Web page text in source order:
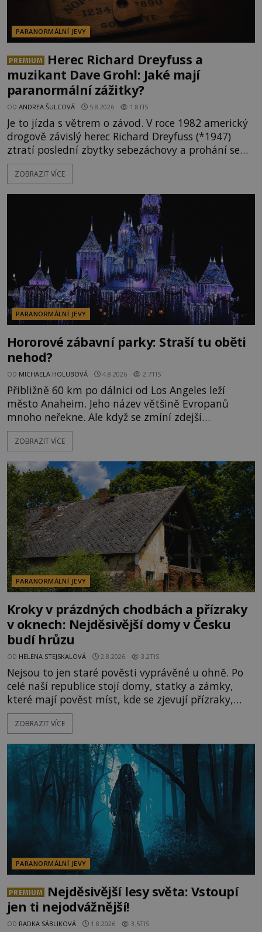
PARANORMÁLNÍ JEVY
PREMIUM
Herec Richard Dreyfuss a
muzikant Dave Grohl: Jaké mají
paranormální zážitky?
OD ANDREA ŠULCOVÁ 5.8.2026 1.8TIS
Je to jízda s větrem o závod. V roce 1982 americký
drogově závislý herec Richard Dreyfuss (*1947)
ztratí poslední zbytky sebezáchovy a prohání se
po silnicích ve svém mercedesu jako utržený ze
řetězu. Vše vyvrcholí katastrofou, když to Dreyfuss
následně nalezne schovaný kokain. Tímto
momentem se slavnému
ZOBRAZIT VÍCE
PARANORMÁLNÍ JEVY
Hororové zábavní parky: Straší tu oběti
nehod?
OD MICHAELA HOLUBOVÁ 4.8.2026 2.7TIS
Přibližně 60 km po dálnici od Los Angeles leží
město Anaheim. Jeho název většině Evropanů
mnoho neřekne. Ale když se zmíní zdejší
Disneyland, je hned jasno. Zábavní park vyroste na
poklidném místě bývalého sadu pomerančovníků.
kolem 17 000 000 zábavychtivých lidí ročně. A ač je
velká snaha to utajit, někteří z
ZOBRAZIT VÍCE
PARANORMÁLNÍ JEVY
Kroky v prázdných chodbách a přízraky
v oknech: Nejděsivější domy v Česku
budí hrůzu
OD HELENA STEJSKALOVÁ 2.8.2026 3.2TIS
Nejsou to jen staré pověsti vyprávěné u ohně. Po
celé naší republice stojí domy, statky a zámky,
které mají pověst míst, kde se zjevují přízraky,
ozývají nevysvětlitelné zvuky nebo se dějí podivné
jevy. Zatímco historici většinou hledají racionální
lokality vykazují nápadně podobná svědectví po
celé generace. A právě tato opakující se svědectví
ZOBRAZIT VÍCE
PARANORMÁLNÍ JEVY
PREMIUM
Nejděsivější lesy světa: Vstoupí
jen ti nejodvážnější!
OD RADKA SÁBLIKOVÁ 1.8.2026 3.5TIS